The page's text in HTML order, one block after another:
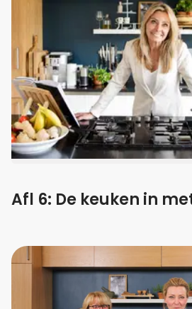
Afl 6: De keuken in